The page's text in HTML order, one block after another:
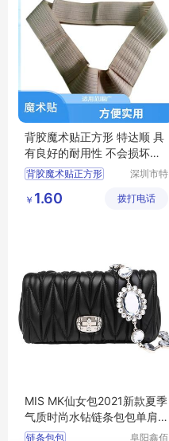
背胶魔术贴正方形 特达顺 具
有良好的耐用性 不会损坏绑
定物体
背胶魔术贴正方形
无人机电池绑带
深圳市特
品有限公
￥ 1.60 拨打电话
MIS MK仙女包2021新款夏季
气质时尚水钻链条包包单肩
斜挎包
链条包包 阜阳鑫佰